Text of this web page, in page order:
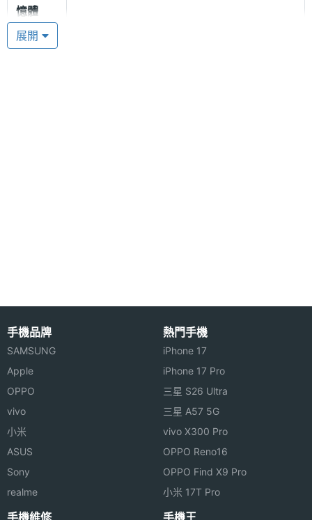
Intel Education Tablet 7 搭載 200 萬畫素相機、30
萬畫素視訊鏡頭，讓用戶用平板可以拍下生活美好瞬
◎ 7 吋 TFT 觸控螢幕、1,024 x 600pixels 螢幕解析
度
◎ 採用 Android 4.1 作業系統
◎ 內建 Intel Atom Z2420, 1.2GHz 單核心處理器
◎ 200 萬畫素相機、30 萬畫素視訊鏡頭
◎ 支援 Wi-Fi 無線網路、USB 2.0、藍牙 3.0、GPS
◎ 內建 1GB RAM / 8GB ROM 儲存空間
Intel Education Tablet 7 上市時間未定，以上規格僅
供參考，手機王隨時補充最新資料。
憶體
ROM儲
主螢幕
材質
相機規格
展開
手機品牌
SAMSUNG
Apple
OPPO
vivo
小米
ASUS
Sony
realme
熱門手機
iPhone 17
iPhone 17 Pro
三星 S26 Ultra
三星 A57 5G
vivo X300 Pro
OPPO Reno16
OPPO Find X9 Pro
小米 17T Pro